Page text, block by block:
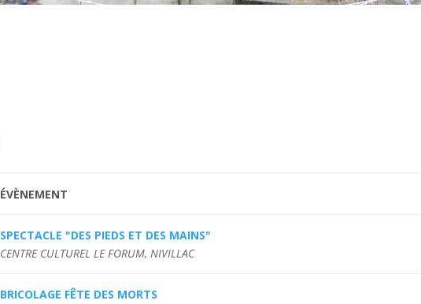
ÉVÈNEMENT
SPECTACLE "DES PIEDS ET DES MAINS"
CENTRE CULTUREL LE FORUM, NIVILLAC
BRICOLAGE FÊTE DES MORTS